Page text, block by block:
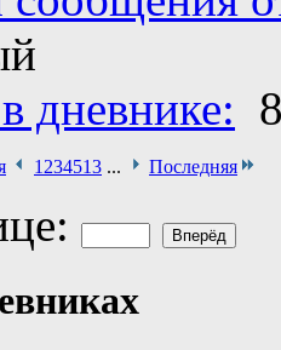
дневнике:
1 234513 ... Последняя